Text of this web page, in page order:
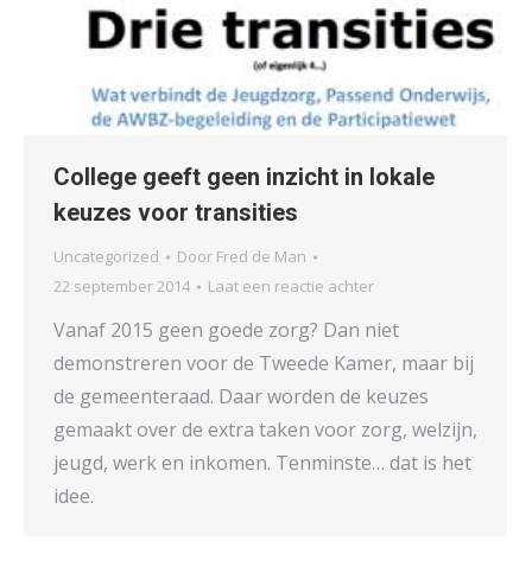
College geeft geen inzicht in lokale
keuzes voor transities
Uncategorized Door Fred de Man
22 september 2014
Laat een reactie achter
Vanaf 2015 geen goede zorg? Dan niet
demonstreren voor de Tweede Kamer, maar bij
de gemeenteraad. Daar worden de keuzes
gemaakt over de extra taken voor zorg, welzijn,
jeugd, werk en inkomen. Tenminste… dat is het
idee.